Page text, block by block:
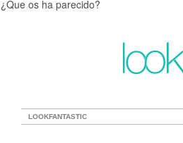
¿Que os ha parecido?
LOOKFANTASTIC